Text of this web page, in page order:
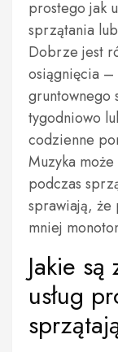
prostego jak
sprzątania
Dobrze jest
osiągnięcia –
gruntownego
tygodniowo
codzienne
Muzyka
podczas
sprawiają, że
mniej
Jakie
usług